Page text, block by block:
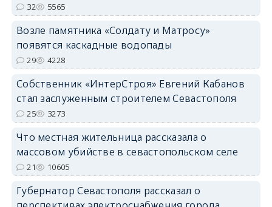
32 5565
Возле памятника «Солдату и Матросу»
появятся каскадные водопады
29 4228
Собственник «ИнтерСтроя» Евгений Кабанов
стал заслуженным строителем Севастополя
25 3273
Что местная жительница рассказала о
массовом убийстве в севастопольском селе
21 10605
Губернатор Севастополя рассказал о